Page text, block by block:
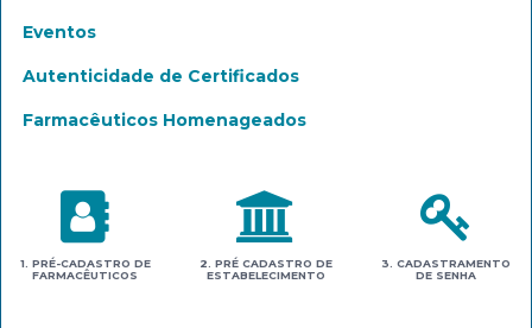
Eventos
Autenticidade de Certificados
Farmacêuticos Homenageados
1. PRÉ-CADASTRO DE
FARMACÊUTICOS
2. PRÉ CADASTRO DE
ESTABELECIMENTO
3. CADASTRAMENTO
DE SENHA